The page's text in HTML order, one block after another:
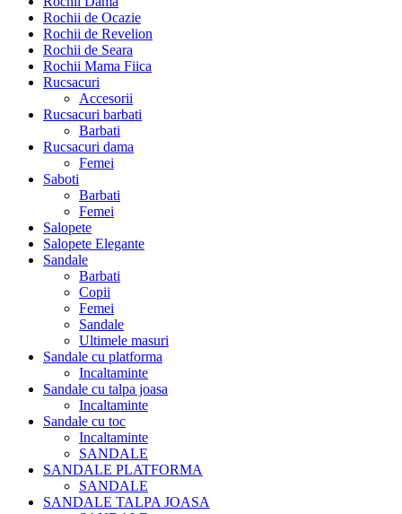
Rochii de Ocazie
Rochii de Revelion
Rochii de Seara
Rochii Mama Fiica
Rucsacuri
Accesorii
Rucsacuri barbati
Barbati
Rucsacuri dama
Femei
Saboti
Barbati
Femei
Salopete
Salopete Elegante
Sandale
Barbati
Copii
Femei
Sandale
Ultimele masuri
Sandale cu platforma
Incaltaminte
Sandale cu talpa joasa
Incaltaminte
Sandale cu toc
Incaltaminte
SANDALE
SANDALE PLATFORMA
SANDALE
SANDALE TALPA JOASA